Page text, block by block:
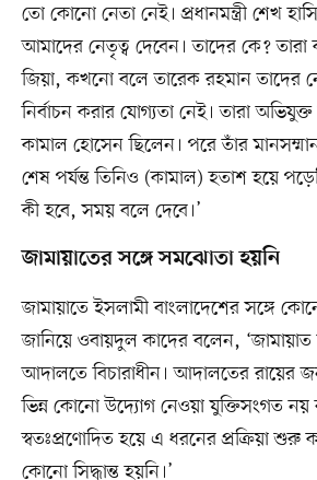
তো কোনো নেতা নেই। প্রধানমন্ত্রী শেখ
আমাদের নেতৃত্ব দেবেন। তাদের কে?
জিয়া, কখনো বলে তারেক রহমান তাদের
নির্বাচন করার যোগ্যতা নেই। তারা
কামাল হোসেন ছিলেন। পরে তাঁর
শেষ পর্যন্ত তিনিও (কামাল) হতাশ হয়ে
কী হবে, সময় বলে দেবে।’
জামায়াতের সঙ্গে সমঝোতা হয়নি
জামায়াতে ইসলামী বাংলাদেশের সঙ্গে
জানিয়ে ওবায়দুল কাদের বলেন, ‘জামায়াত
আদালতে বিচারাধীন। আদালতের রায়ের
ভিন্ন কোনো উদ্যোগ নেওয়া যুক্তিসংগত
স্বতঃপ্রণোদিত হয়ে এ ধরনের প্রক্রিয়া শুরু
কোনো সিদ্ধান্ত হয়নি।’